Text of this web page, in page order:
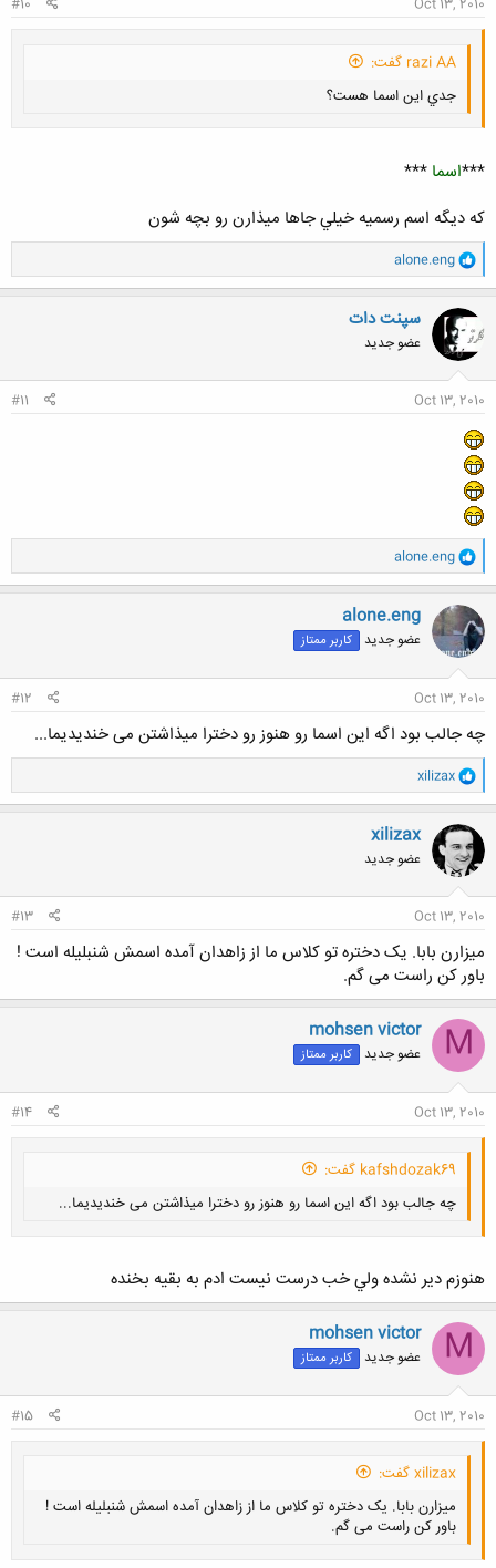
Oct 13, 2010
#10
razi AA گفت:
جدي اين اسما هست؟
کلیک کنید تا باز شود...
***اسما ***
كه ديگه اسم رسميه خيلي جاها ميذارن رو بچه شون
و
ا
ک
ن
ش
ه
ا
alone.eng
سپنت دات
عضو جدید
Oct 13, 2010
#11
و
ا
ک
ن
ش
ه
ا
alone.eng
alone.eng
عضو جدید کاربر ممتاز
Oct 13, 2010
#12
چه جالب بود اگه این اسما رو هنوز رو دخترا میذاشتن می خندیدیما...
و
ا
ک
ن
ش
ه
ا
xilizax
xilizax
عضو جدید
Oct 13, 2010
#13
میزارن بابا. یک دختره تو کلاس ما از زاهدان آمده اسمش شنبلیله است !
باور کن راست می گم.
M
mohsen victor
عضو جدید کاربر ممتاز
Oct 13, 2010
#14
kafshdozak69 گفت:
چه جالب بود اگه این اسما رو هنوز رو دخترا میذاشتن می خندیدیما...
کلیک کنید تا باز شود...
هنوزم دير نشده ولي خب درست نيست ادم به بقيه بخنده
M
mohsen victor
عضو جدید کاربر ممتاز
Oct 13, 2010
#15
xilizax گفت:
میزارن بابا. یک دختره تو کلاس ما از زاهدان آمده اسمش شنبلیله است !
باور کن راست می گم.